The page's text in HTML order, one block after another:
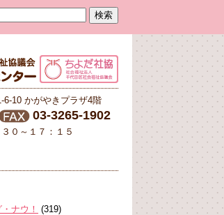
6-10 かがやきプラザ4階
03-3265-1902
０～１７：１５
ナウ！ (319)